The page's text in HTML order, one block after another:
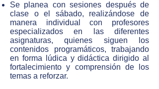
Se planea con sesiones después de
clase o el sábado, realizándose de
manera individual con profesores
especializados en las diferentes
asignaturas, quienes siguen los
contenidos programáticos, trabajando
en forma lúdica y didáctica dirigido al
fortalecimiento y comprensión de los
temas a reforzar.